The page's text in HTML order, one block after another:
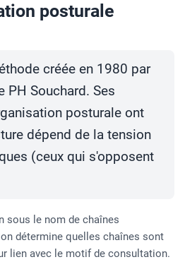
posturale
créée en 1980 par
PH Souchard. Ses
posturale ont
dépend de la tension
(ceux qui s'opposent
sous le nom de chaînes
détermine quelles chaînes sont
lien avec le motif de consultation.